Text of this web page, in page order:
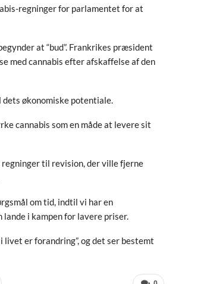
regninger for parlamentet for at
at “bud”. Frankrikes præsident
med cannabis efter afskaffelse af den
økonomiske potentiale.
cannabis som en måde at levere sit
til revision, der ville fjerne
om tid, indtil vi har en
i kampen for lavere priser.
er forandring”, og det ser bestemt